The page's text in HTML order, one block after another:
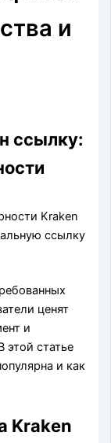
и
ссылку:
Kraken
ссылку
ценят
и
этой статье
и как
Kraken